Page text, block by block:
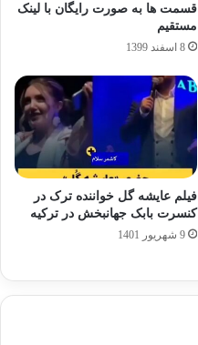
قسمت ها به صورت رایگان با لینک
مستقیم
8 اسفند 1399
فیلم عایشه گل خواننده ترک در
کنسرت بابک جهانبخش در ترکیه
9 شهریور 1401